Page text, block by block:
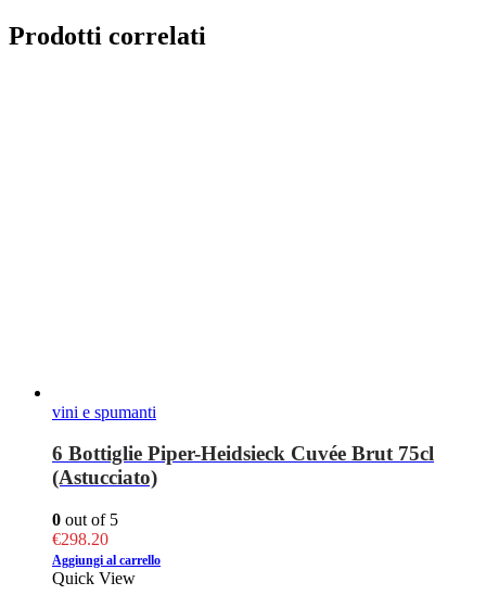
Prodotti correlati
vini e spumanti
6 Bottiglie Piper-Heidsieck Cuvée Brut 75cl
(Astucciato)
0 out of 5
€298.20
Aggiungi al carrello
Quick View